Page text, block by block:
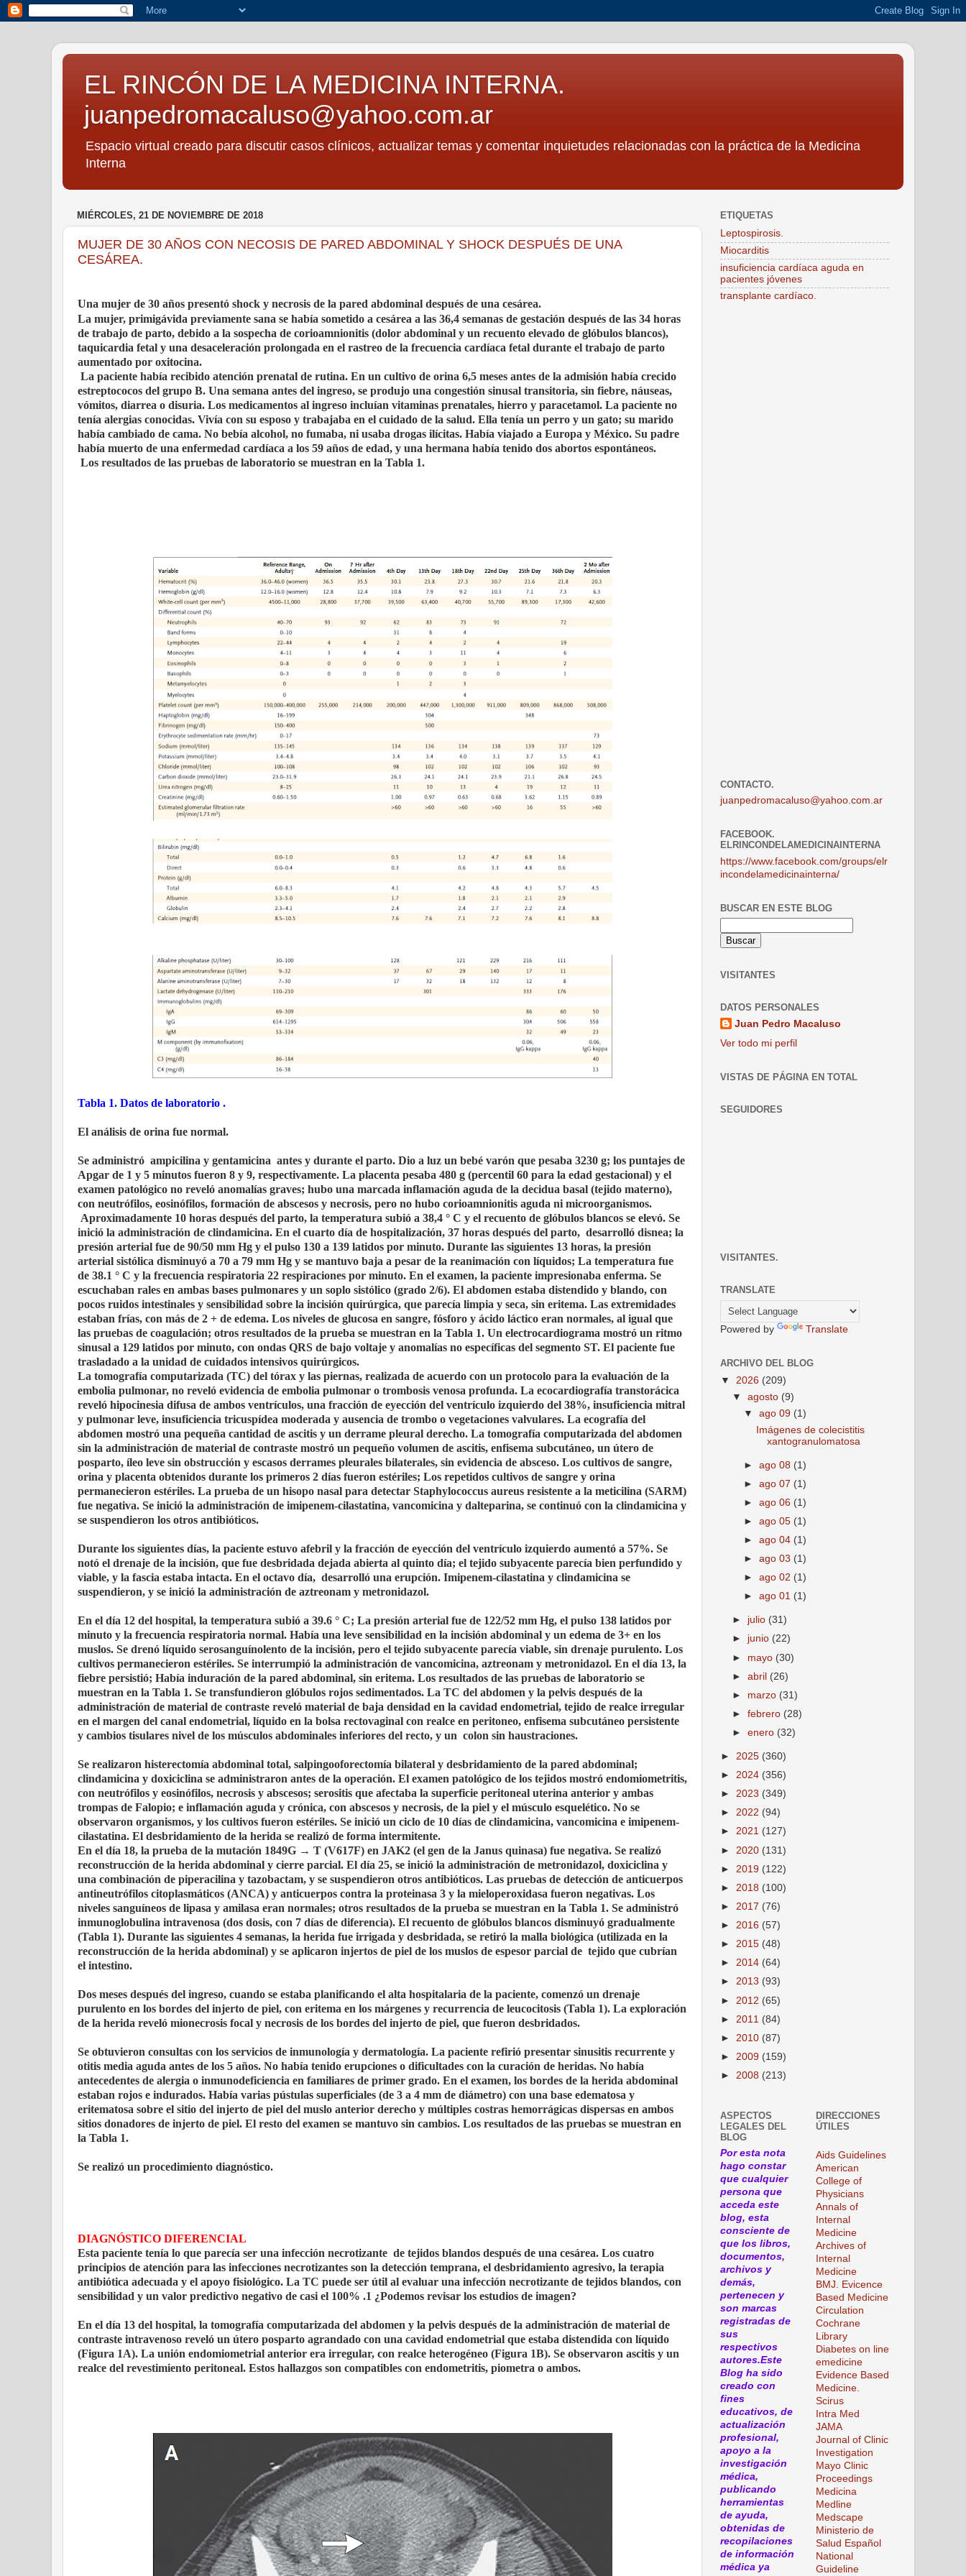
EL RINCÓN DE LA MEDICINA INTERNA.
juanpedromacaluso@yahoo.com.ar
Espacio virtual creado para discutir casos clínicos, actualizar temas y comentar inquietudes relacionadas con la práctica de la Medicina
Interna
MIÉRCOLES, 21 DE NOVIEMBRE DE 2018
MUJER DE 30 AÑOS CON NECOSIS DE PARED ABDOMINAL Y SHOCK DESPUÉS DE UNA
CESÁREA.
Una mujer de 30 años presentó shock y necrosis de la pared abdominal después de una cesárea.
La mujer, primigávida previamente sana se había sometido a cesárea a las 36,4 semanas de gestación después de las 34 horas
de trabajo de parto, debido a la sospecha de corioamnionitis (dolor abdominal y un recuento elevado de glóbulos blancos),
taquicardia fetal y una desaceleración prolongada en el rastreo de la frecuencia cardíaca fetal durante el trabajo de parto
aumentado por oxitocina.
La paciente había recibido atención prenatal de rutina. En un cultivo de orina 6,5 ​​meses antes de la admisión había crecido
estreptococos del grupo B. Una semana antes del ingreso, se produjo una congestión sinusal transitoria, sin fiebre, náuseas,
vómitos, diarrea o disuria. Los medicamentos al ingreso incluían vitaminas prenatales, hierro y paracetamol. La paciente no
tenía alergias conocidas. Vivía con su esposo y trabajaba en el cuidado de la salud. Ella tenía un perro y un gato; su marido
había cambiado de cama. No bebía alcohol, no fumaba, ni usaba drogas ilícitas. Había viajado a Europa y México. Su padre
había muerto de una enfermedad cardíaca a los 59 años de edad, y una hermana había tenido dos abortos espontáneos.
Los resultados de las pruebas de laboratorio se muestran en la Tabla 1.
Tabla 1. Datos de laboratorio .
El análisis de orina fue normal.
Se administró ampicilina y gentamicina antes y durante el parto. Dio a luz un bebé varón que pesaba 3230 g; los puntajes de
Apgar de 1 y 5 minutos fueron 8 y 9, respectivamente. La placenta pesaba 480 g (percentil 60 para la edad gestacional) y el
examen patológico no reveló anomalías graves; hubo una marcada inflamación aguda de la decidua basal (tejido materno),
con neutrófilos, eosinófilos, formación de abscesos y necrosis, pero no hubo corioamnionitis aguda ni microorganismos.
Aproximadamente 10 horas después del parto, la temperatura subió a 38,4 ° C y el recuento de glóbulos blancos se elevó. Se
inició la administración de clindamicina. En el cuarto día de hospitalización, 37 horas después del parto, desarrolló disnea; la
presión arterial fue de 90/50 mm Hg y el pulso 130 a 139 latidos por minuto. Durante las siguientes 13 horas, la presión
arterial sistólica disminuyó a 70 a 79 mm Hg y se mantuvo baja a pesar de la reanimación con líquidos; La temperatura fue
de 38.1 ° C y la frecuencia respiratoria 22 respiraciones por minuto. En el examen, la paciente impresionaba enferma. Se
escuchaban rales en ambas bases pulmonares y un soplo sistólico (grado 2/6). El abdomen estaba distendido y blando, con
pocos ruidos intestinales y sensibilidad sobre la incisión quirúrgica, que parecía limpia y seca, sin eritema. Las extremidades
estaban frías, con más de 2 + de edema. Los niveles de glucosa en sangre, fósforo y ácido láctico eran normales, al igual que
las pruebas de coagulación; otros resultados de la prueba se muestran en la Tabla 1. Un electrocardiograma mostró un ritmo
sinusal a 129 latidos por minuto, con ondas QRS de bajo voltaje y anomalías no específicas del segmento ST. El paciente fue
trasladado a la unidad de cuidados intensivos quirúrgicos.
La tomografía computarizada (TC) del tórax y las piernas, realizada de acuerdo con un protocolo para la evaluación de la
embolia pulmonar, no reveló evidencia de embolia pulmonar o trombosis venosa profunda. La ecocardiografía transtorácica
reveló hipocinesia difusa de ambos ventrículos, una fracción de eyección del ventrículo izquierdo del 38%, insuficiencia mitral
y pulmonar leve, insuficiencia tricuspídea moderada y ausencia de trombo o vegetaciones valvulares. La ecografía del
abdomen mostró una pequeña cantidad de ascitis y un derrame pleural derecho. La tomografía computarizada del abdomen
sin la administración de material de contraste mostró un pequeño volumen de ascitis, enfisema subcutáneo, un útero de
posparto, íleo leve sin obstrucción y escasos derrames pleurales bilaterales, sin evidencia de absceso. Los cultivos de sangre,
orina y placenta obtenidos durante los primeros 2 días fueron estériles; Los repetidos cultivos de sangre y orina
permanecieron estériles. La prueba de un hisopo nasal para detectar Staphylococcus aureus resistente a la meticilina (SARM)
fue negativa. Se inició la administración de imipenem-cilastatina, vancomicina y dalteparina, se continuó con la clindamicina y
se suspendieron los otros antibióticos.
Durante los siguientes días, la paciente estuvo afebril y la fracción de eyección del ventrículo izquierdo aumentó a 57%. Se
notó el drenaje de la incisión, que fue desbridada dejada abierta al quinto día; el tejido subyacente parecía bien perfundido y
viable, y la fascia estaba intacta. En el octavo día, desarrolló una erupción. Imipenem-cilastatina y clindamicina se
suspendieron, y se inició la administración de aztreonam y metronidazol.
En el día 12 del hospital, la temperatura subió a 39.6 ° C; La presión arterial fue de 122/52 mm Hg, el pulso 138 latidos por
minuto y la frecuencia respiratoria normal. Había una leve sensibilidad en la incisión abdominal y un edema de 3+ en los
muslos. Se drenó líquido serosanguínolento de la incisión, pero el tejido subyacente parecía viable, sin drenaje purulento. Los
cultivos permanecieron estériles. Se interrumpió la administración de vancomicina, aztreonam y metronidazol. En el día 13, la
fiebre persistió; Había induración de la pared abdominal, sin eritema. Los resultados de las pruebas de laboratorio se
muestran en la Tabla 1. Se transfundieron glóbulos rojos sedimentados. La TC del abdomen y la pelvis después de la
administración de material de contraste reveló material de baja densidad en la cavidad endometrial, tejido de realce irregular
en el margen del canal endometrial, líquido en la bolsa rectovaginal con realce en peritoneo, enfisema subcutáneo persistente
y cambios tisulares nivel de los músculos abdominales inferiores del recto, y un colon sin haustraciones.
Se realizaron histerectomía abdominal total, salpingooforectomía bilateral y desbridamiento de la pared abdominal;
clindamicina y doxiciclina se administraron antes de la operación. El examen patológico de los tejidos mostró endomiometritis,
con neutrófilos y eosinófilos, necrosis y abscesos; serositis que afectaba la superficie peritoneal uterina anterior y ambas
trompas de Falopio; e inflamación aguda y crónica, con abscesos y necrosis, de la piel y el músculo esquelético. No se
observaron organismos, y los cultivos fueron estériles. Se inició un ciclo de 10 días de clindamicina, vancomicina e imipenem-
cilastatina. El desbridamiento de la herida se realizó de forma intermitente.
En el día 18, la prueba de la mutación 1849G → T (V617F) en JAK2 (el gen de la Janus quinasa) fue negativa. Se realizó
reconstrucción de la herida abdominal y cierre parcial. El día 25, se inició la administración de metronidazol, doxiciclina y
una combinación de piperacilina y tazobactam, y se suspendieron otros antibióticos. Las pruebas de detección de anticuerpos
antineutrófilos citoplasmáticos (ANCA) y anticuerpos contra la proteinasa 3 y la mieloperoxidasa fueron negativas. Los
niveles sanguíneos de lipasa y amilasa eran normales; otros resultados de la prueba se muestran en la Tabla 1. Se administró
inmunoglobulina intravenosa (dos dosis, con 7 días de diferencia). El recuento de glóbulos blancos disminuyó gradualmente
(Tabla 1). Durante las siguientes 4 semanas, la herida fue irrigada y desbridada, se retiró la malla biológica (utilizada en la
reconstrucción de la herida abdominal) y se aplicaron injertos de piel de los muslos de espesor parcial de tejido que cubrían
el intestino.
Dos meses después del ingreso, cuando se estaba planificando el alta hospitalaria de la paciente, comenzó un drenaje
purulento en los bordes del injerto de piel, con eritema en los márgenes y recurrencia de leucocitosis (Tabla 1). La exploración
de la herida reveló mionecrosis focal y necrosis de los bordes del injerto de piel, que fueron desbridados.
Se obtuvieron consultas con los servicios de inmunología y dermatología. La paciente refirió presentar sinusitis recurrente y
otitis media aguda antes de los 5 años. No había tenido erupciones o dificultades con la curación de heridas. No había
antecedentes de alergia o inmunodeficiencia en familiares de primer grado. En el examen, los bordes de la herida abdominal
estaban rojos e indurados. Había varias pústulas superficiales (de 3 a 4 mm de diámetro) con una base edematosa y
eritematosa sobre el sitio del injerto de piel del muslo anterior derecho y múltiples costras hemorrágicas dispersas en ambos
sitios donadores de injerto de piel. El resto del examen se mantuvo sin cambios. Los resultados de las pruebas se muestran en
la Tabla 1.
Se realizó un procedimiento diagnóstico.
DIAGNÓSTICO DIFERENCIAL
Esta paciente tenía lo que parecía ser una infección necrotizante de tejidos blandos después de una cesárea. Los cuatro
principios de atención para las infecciones necrotizantes son la detección temprana, el desbridamiento agresivo, la terapia
antibiótica adecuada y el apoyo fisiológico. La TC puede ser útil al evaluar una infección necrotizante de tejidos blandos, con
sensibilidad y un valor predictivo negativo de casi el 100% .1 ¿Podemos revisar los estudios de imagen?
En el día 13 del hospital, la tomografía computarizada del abdomen y la pelvis después de la administración de material de
contraste intravenoso reveló un útero posparto agrandado con una cavidad endometrial que estaba distendida con líquido
(Figura 1A). La unión endomiometrial anterior era irregular, con realce heterogéneo (Figura 1B). Se observaron ascitis y un
realce del revestimiento peritoneal. Estos hallazgos son compatibles con endometritis, piometra o ambos.
ETIQUETAS
Leptospirosis.
Miocarditis
insuficiencia cardíaca aguda en
pacientes jóvenes
transplante cardíaco.
CONTACTO.
juanpedromacaluso@yahoo.com.ar
FACEBOOK.
ELRINCONDELAMEDICINAINTERNA
https://www.facebook.com/groups/elr
incondelamedicinainterna/
BUSCAR EN ESTE BLOG
VISITANTES
DATOS PERSONALES
Juan Pedro Macaluso
Ver todo mi perfil
VISTAS DE PÁGINA EN TOTAL
SEGUIDORES
VISITANTES.
TRANSLATE
Powered by Translate
ARCHIVO DEL BLOG
▼ 2026 (209)
▼agosto (9)
▼ago 09 (1)
Imágenes de colecistitis
xantogranulomatosa
►ago 08 (1)
►ago 07 (1)
►ago 06 (1)
►ago 05 (1)
►ago 04 (1)
►ago 03 (1)
►ago 02 (1)
►ago 01 (1)
► julio (31)
► junio (22)
► mayo (30)
►abril (26)
► marzo (31)
►febrero (28)
►enero (32)
► 2025 (360)
► 2024 (356)
► 2023 (349)
► 2022 (94)
► 2021 (127)
► 2020 (131)
► 2019 (122)
► 2018 (100)
► 2017 (76)
► 2016 (57)
► 2015 (48)
► 2014 (64)
► 2013 (93)
► 2012 (65)
► 2011 (84)
► 2010 (87)
► 2009 (159)
► 2008 (213)
ASPECTOS
LEGALES DEL
BLOG
Por esta nota
hago constar
que cualquier
persona que
acceda este
blog, esta
consciente de
que los libros,
documentos,
archivos y
demás,
pertenecen y
son marcas
registradas de
sus
respectivos
autores.Este
Blog ha sido
creado con
fines
educativos, de
actualización
profesional,
apoyo a la
investigación
médica,
publicando
herramientas
de ayuda,
obtenidas de
recopilaciones
de información
médica ya
DIRECCIONES
ÚTILES
Aids Guidelines
American
College of
Physicians
Annals of
Internal
Medicine
Archives of
Internal
Medicine
BMJ. Evicence
Based Medicine
Circulation
Cochrane
Library
Diabetes on line
emedicine
Evidence Based
Medicine.
Scirus
Intra Med
JAMA
Journal of Clinic
Investigation
Mayo Clinic
Proceedings
Medicina
Medline
Medscape
Ministerio de
Salud Español
National
Guideline